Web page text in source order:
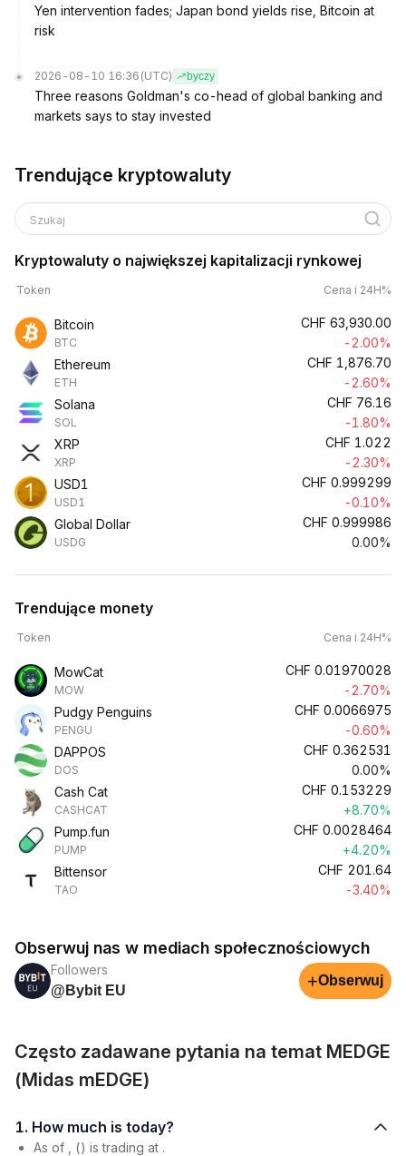
Yen intervention fades; Japan bond yields rise, Bitcoin at
risk
2026-08-10 16:36 (UTC) byczy
Three reasons Goldman's co-head of global banking and
markets says to stay invested
Trendujące kryptowaluty
Szukaj
Kryptowaluty o największej kapitalizacji rynkowej
Token Cena i 24H%
Bitcoin
BTC
CHF 63,930.00
-2.00%
Ethereum
ETH
CHF 1,876.70
-2.60%
Solana
SOL
CHF 76.16
-1.80%
XRP
XRP
CHF 1.022
-2.30%
USD1
USD1
CHF 0.999299
-0.10%
Global Dollar
USDG
CHF 0.999986
0.00%
Trendujące monety
Token Cena i 24H%
MowCat
MOW
CHF 0.01970028
-2.70%
Pudgy Penguins
PENGU
CHF 0.0066975
-0.60%
DAPPOS
DOS
CHF 0.362531
0.00%
Cash Cat
CASHCAT
CHF 0.153229
+8.70%
Pump.fun
PUMP
CHF 0.0028464
+4.20%
Bittensor
TAO
CHF 201.64
-3.40%
Obserwuj nas w mediach społecznościowych
Followers
@Bybit EU
+Obserwuj
Często zadawane pytania na temat MEDGE
(Midas mEDGE)
1. How much is today?
As of , () is trading at .